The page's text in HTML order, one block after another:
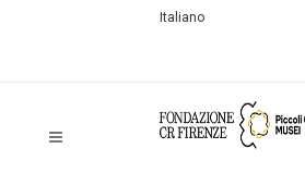
Italiano